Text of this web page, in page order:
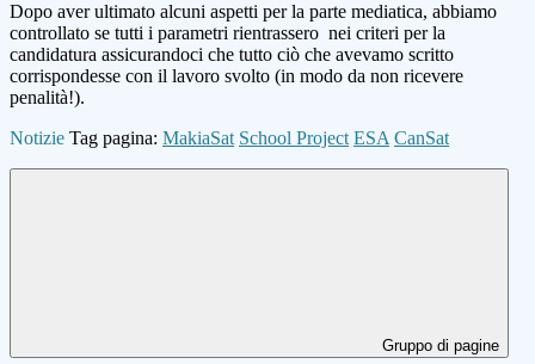
Dopo aver ultimato alcuni aspetti per la parte mediatica, abbiamo
controllato se tutti i parametri rientrassero nei criteri per la
candidatura assicurandoci che tutto ciò che avevamo scritto
corrispondesse con il lavoro svolto (in modo da non ricevere
penalità!).
Notizie Tag pagina: MakiaSat School Project ESA CanSat
Gruppo di pagine